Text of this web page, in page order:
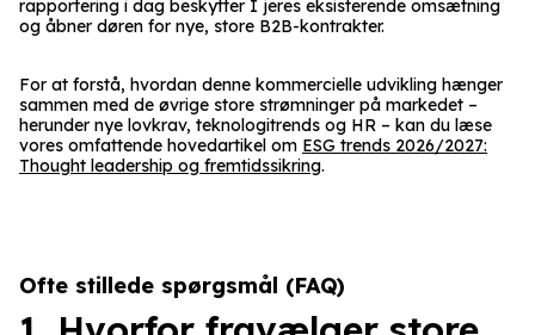
rapportering i dag beskytter I jeres eksisterende omsætning
og åbner døren for nye, store B2B-kontrakter.
For at forstå, hvordan denne kommercielle udvikling hænger
sammen med de øvrige store strømninger på markedet –
herunder nye lovkrav, teknologitrends og HR – kan du læse
vores omfattende hovedartikel om ESG trends 2026/2027:
Thought leadership og fremtidssikring.
Ofte stillede spørgsmål (FAQ)